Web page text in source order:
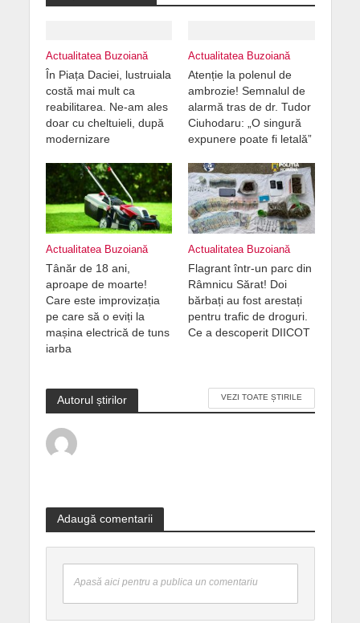
Actualitatea Buzoiană
În Piața Daciei, lustruiala
costă mai mult ca
reabilitarea. Ne-am ales
doar cu cheltuieli, după
modernizare
Actualitatea Buzoiană
Atenție la polenul de
ambrozie! Semnalul de
alarmă tras de dr. Tudor
Ciuhodaru: „O singură
expunere poate fi letală”
Actualitatea Buzoiană
Tânăr de 18 ani,
aproape de moarte!
Care este improvizația
pe care să o eviți la
mașina electrică de tuns
iarba
Actualitatea Buzoiană
Flagrant într-un parc din
Râmnicu Sărat! Doi
bărbați au fost arestați
pentru trafic de droguri.
Ce a descoperit DIICOT
Autorul știrilor VEZI TOATE ȘTIRILE
Adaugă comentarii
Apasă aici pentru a publica un comentariu